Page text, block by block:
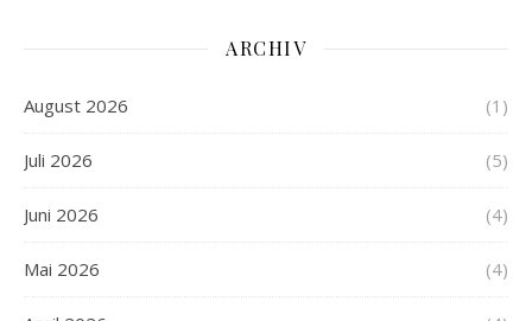
ARCHIV
August 2026 (1)
Juli 2026 (5)
Juni 2026 (4)
Mai 2026 (4)